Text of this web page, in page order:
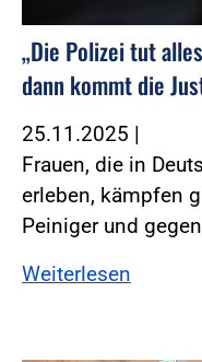
„Die Polizei tut
dann kommt die
25.11.2025 |
Frauen, die in
erleben, kämpfen
Peiniger und
Weiterlesen